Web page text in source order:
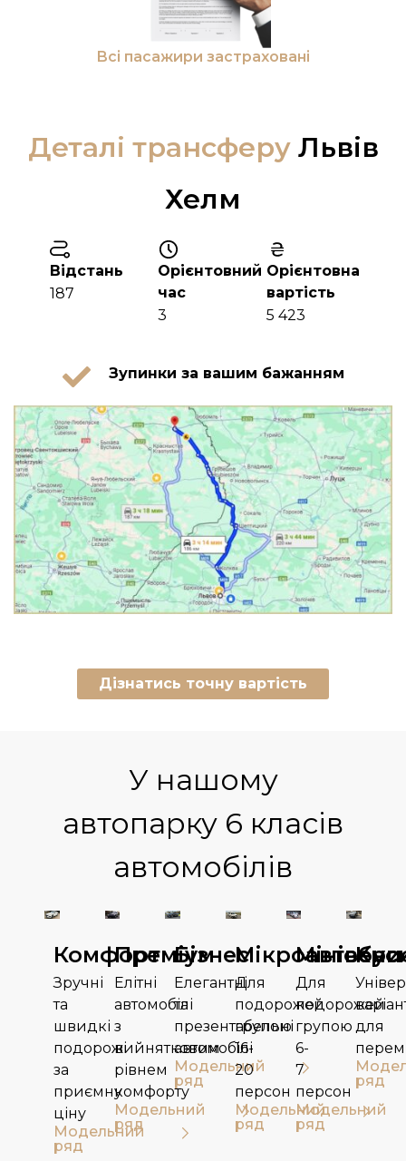
Всі пасажири застраховані
Деталі трансферу Львів
Хелм
Відстань
187
Орієнтовний
час
3
Орієнтовна
вартість
5 423
Зупинки за вашим бажанням
Дізнатись точну вартість
У нашому
автопарку 6 класів
автомобілів
Комфорт
Зручні
та
швидкі
подорожі
за
приємну
ціну
Модельний
ряд
Преміум
Елітні
автомобілі
з
вийнятковим
рівнем
комфорту
Модельний
ряд
Бізнес
Елегантні
та
презентабельні
автомобілі
Модельний
ряд
Для
подорожей
групою
16-
20
персон​
Модельний
ряд
Мінівени
Для
подорожей
групою
6-
7
персон
Модельний
ряд
для
ряд